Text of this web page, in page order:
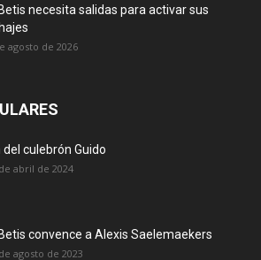
necesita salidas para activar sus
agosto de 2026
del culebrón Guido
abril de 2024
convence a Alexis Saelemaekers
agosto de 2023